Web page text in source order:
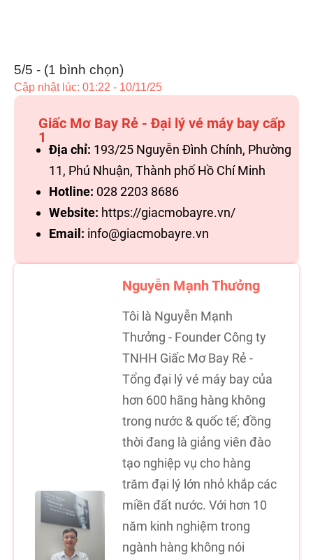
5/5 - (1 bình chọn)
Cập nhật lúc: 01:22 - 10/11/25
Giấc Mơ Bay Rẻ - Đại lý vé máy bay cấp
1
Địa chỉ: 193/25 Nguyễn Đình Chính, Phường
11, Phú Nhuận, Thành phố Hồ Chí Minh
Hotline: 028 2203 8686
Website: https://giacmobayre.vn/
Email: info@giacmobayre.vn
Nguyễn Mạnh Thưởng
Tôi là Nguyễn Mạnh
Thưởng - Founder Công ty
TNHH Giấc Mơ Bay Rẻ -
Tổng đại lý vé máy bay của
hơn 600 hãng hàng không
trong nước & quốc tế; đồng
thời đang là giảng viên đào
tạo nghiệp vụ cho hàng
trăm đại lý lớn nhỏ khắp các
miền đất nước. Với hơn 10
năm kinh nghiệm trong
ngành hàng không nói